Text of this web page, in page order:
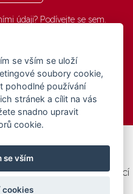
údaji? Podívejte se sem.
&Obec Oznice. Software:
. Číslo Licence: 74274001
osobních údajů,Přístupnost
v rámci programu
a modernizaci obcí
se vším se uloží
soubory cookie,
pohodlné používání
stránek a cílit na vás
snadno upravit
cookie.
se vším
cookies